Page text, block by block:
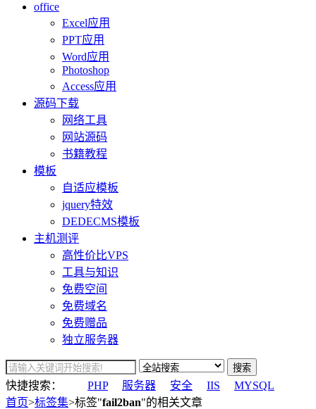
office
Excel应用
PPT应用
Word应用
Photoshop
Access应用
源码下载
网络工具
网站源码
书籍教程
模板
自适应模板
jquery特效
DEDECMS模板
主机测评
高性价比VPS
工具与知识
免费空间
免费域名
免费赠品
独立服务器
搜索
快捷搜索： PHP 服务器 安全 IIS
MYSQL
首页>标签集>标签"fail2ban"的相关文章